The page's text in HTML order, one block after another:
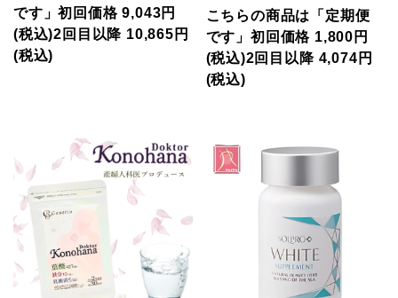
です」初回価格 9,043円
(税込)2回目以降 10,865円
(税込)
こちらの商品は「定期便
です」初回価格 1,800円
(税込)2回目以降 4,074円
(税込)